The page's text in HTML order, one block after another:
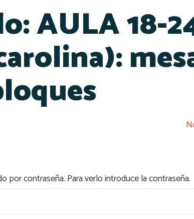
AULA 18-
por contraseña. Para verlo introduce la contraseña.